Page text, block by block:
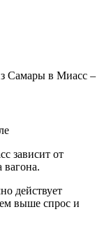
Самары в Миасс –
зависит от
вагона.
действует
выше спрос и